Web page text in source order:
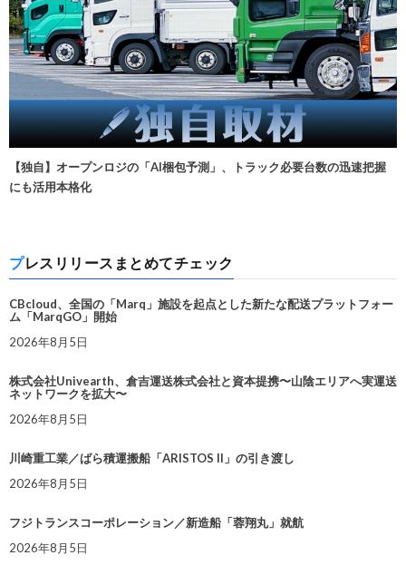
【独自】オープンロジの「AI梱包予測」、トラック必要台数の迅速把握
にも活用本格化
プレスリリースまとめてチェック
CBcloud、全国の「Marq」施設を起点とした新たな配送プラットフォー
ム「MarqGO」開始
2026年8月5日
株式会社Univearth、倉吉運送株式会社と資本提携〜山陰エリアへ実運送
ネットワークを拡大〜
2026年8月5日
川崎重工業／ばら積運搬船「ARISTOS II」の引き渡し
2026年8月5日
フジトランスコーポレーション／新造船「蓉翔丸」就航
2026年8月5日